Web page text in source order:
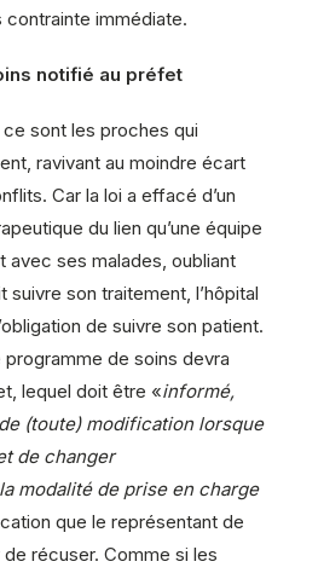
contrainte immédiate.
notifié au préfet
sont les proches qui
ravivant au moindre écart
Car la loi a effacé d’un
du lien qu’une équipe
avec ses malades, oubliant
suivre son traitement, l’hôpital
de suivre son patient.
de soins devra
lequel doit être «informé,
(toute) modification lorsque
de changer
modalité de prise en charge
que le représentant de
de récuser. Comme si les